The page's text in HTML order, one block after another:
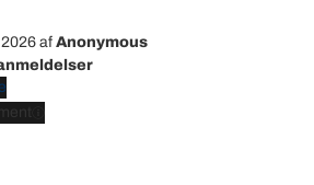
af Anonymous